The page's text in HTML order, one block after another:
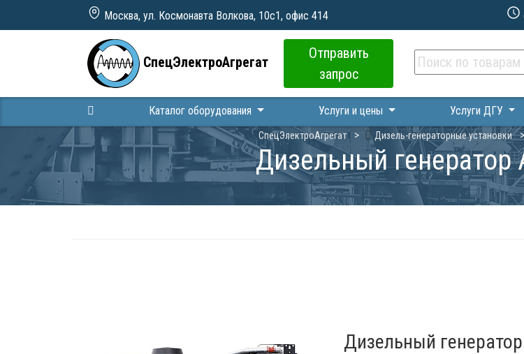
Москва, ул. Космонавта Волкова, 10с1, офис 414
СпецЭлектроАгрегат
Отправить
запрос
Каталог оборудования Услуги и цены Услуги ДГУ
СпецЭлектроАгрегат Дизель-генераторные установки
Дизельный генератор
Дизельный